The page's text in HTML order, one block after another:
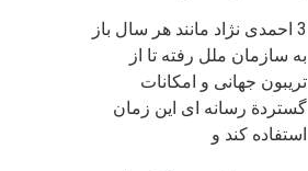
3 احمدی نژاد مانند هر سال باز
به سازمان ملل رفته تا از
تریبون جهانی و امکانات
گستردة رسانه ای این زمان
استفاده کند و